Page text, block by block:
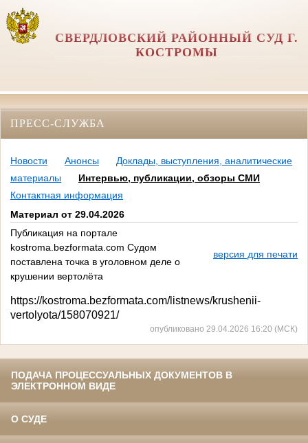
СВЕРДЛОВСКИЙ РАЙОННЫЙ СУД Г.
КОСТРОМЫ
ПРЕСС-СЛУЖБА
Новости Анонсы
Доклады, выступления, аналитические
материалы
Интервью, публикации, обзоры СМИ
Контактная информация
Материал от 29.04.2026
Публикация на портале
kostroma.bezformata.com Судом
поставлена точка в уголовном деле о
крушении вертолёта
версия для печати
https://kostroma.bezformata.com/listnews/krushenii-
vertolyota/158070921/
опубликовано 29.04.2026 16:20 (МСК)
ПОДАЧА ПРОЦЕССУАЛЬНЫХ ДОКУМЕНТОВ В
ЭЛЕКТРОННОМ ВИДЕ
О СУДЕ